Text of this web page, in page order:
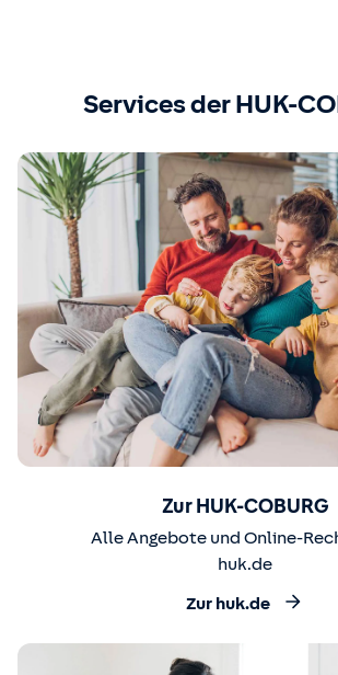
Services der HUK-
Zur HUK-COBURG
Alle Angebote und Online-
huk.de
Zur huk.de